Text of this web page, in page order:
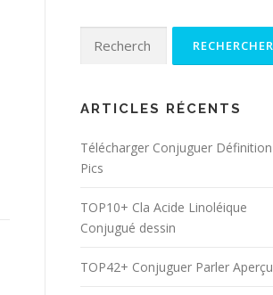
Rechercher :
ARTICLES RÉCENTS
Télécharger Conjuguer Définition
Pics
TOP10+ Cla Acide Linoléique
Conjugué dessin
TOP42+ Conjuguer Parler Aperçu